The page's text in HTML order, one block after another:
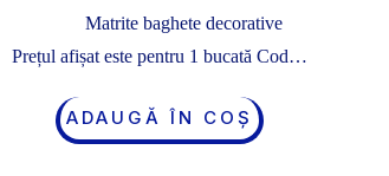
Matrite baghete decorative
Prețul afișat este pentru 1 bucată Cod…
ADAUGĂ ÎN COȘ